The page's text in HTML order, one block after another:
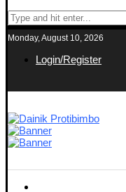
Monday, August 10, 2026
Login/Register